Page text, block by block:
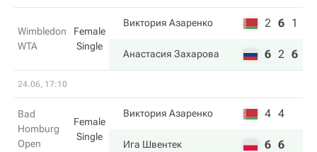
Wimbledon
WTA
Female
Single
Виктория Азаренко 2 6 1
Анастасия Захарова 6 2 6
24.06, 17:10
Bad
Homburg
Open
Female
Single
Виктория Азаренко 4 4
Ига Швентек 6 6